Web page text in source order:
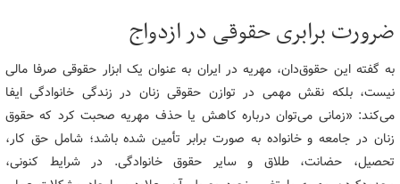
ضرورت برابری حقوقی در ازدواج
به گفته این حقوق‌دان، مهریه در ایران به‌ عنوان یک ابزار حقوقی صرفا مالی
نیست، بلکه نقش مهمی در توازن حقوقی زنان در زندگی خانوادگی ایفا
می‌کند: «زمانی می‌توان درباره کاهش یا حذف مهریه صحبت کرد که حقوق
زنان در جامعه و خانواده به صورت برابر تأمین شده باشد؛ شامل حق کار،
تحصیل، حضانت، طلاق و سایر حقوق خانوادگی. در شرایط کنونی،